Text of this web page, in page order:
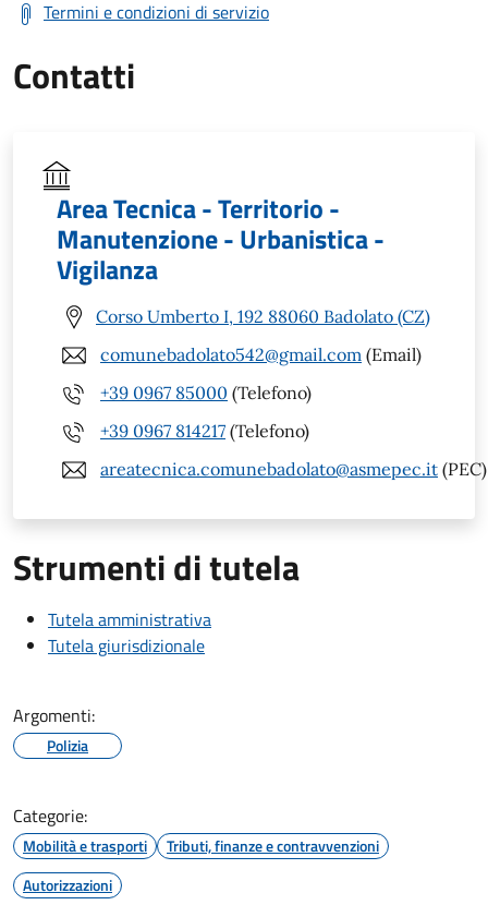
Termini e condizioni di servizio
Contatti
Area Tecnica - Territorio -
Manutenzione - Urbanistica -
Vigilanza
Corso Umberto I, 192 88060 Badolato (CZ)
comunebadolato542@gmail.com (Email)
+39 0967 85000 (Telefono)
+39 0967 814217 (Telefono)
areatecnica.comunebadolato@asmepec.it (PEC)
Strumenti di tutela
Tutela amministrativa
Tutela giurisdizionale
Argomenti:
Polizia
Categorie:
Mobilità e trasporti
Tributi, finanze e contravvenzioni
Autorizzazioni